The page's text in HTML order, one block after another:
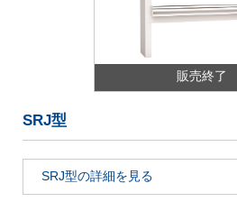
販売終了
SRJ型
SRJ型の詳細を見る